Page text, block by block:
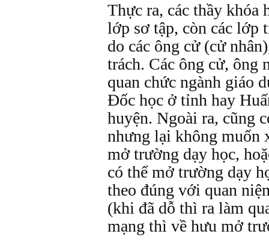
Thực ra, các thầy khóa
lớp sơ tập, còn các lớp
do các ông cử (cử
trách. Các ông cử, ông
quan chức ngành giáo
Đốc học ở tỉnh hay
huyện. Ngoài ra, cũng
nhưng lại không muốn
mở trường dạy học,
có thể mở trường dạy
theo đúng với quan
(khi đã dỗ thì ra làm
mạng thì về hưu mở